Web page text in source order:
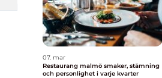
07. mar
Restaurang malmö smaker, stämning
och personlighet i varje kvarter